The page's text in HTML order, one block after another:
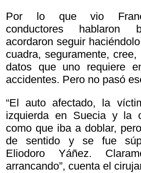
Por lo que vio
conductores hablaron
acordaron seguir
cuadra, seguramente,
datos que uno requiere
accidentes. Pero no pasó
“El auto afectado, la
izquierda en Suecia y la
como que iba a doblar,
de sentido y se fue
Eliodoro Yáñez.
arrancando”, cuenta el